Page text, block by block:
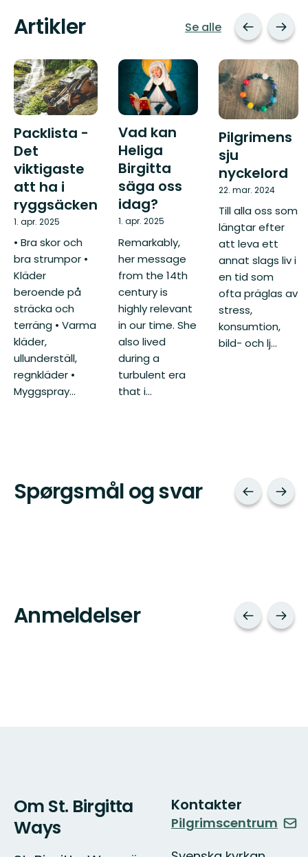
Artikler Se alle
Packlista -
Det
viktigaste
att ha i
ryggsäcken
1. apr. 2025
• Bra skor och
bra strumpor •
Kläder
beroende på
sträcka och
terräng • Varma
kläder,
ullunderställ,
regnkläder •
Myggspray...
Vad kan
Heliga
Birgitta
säga oss
idag?
1. apr. 2025
Remarkably,
her message
from the 14th
century is
highly relevant
in our time. She
also lived
during a
turbulent era
that i...
Pilgrimens
sju
nyckelord
22. mar. 2024
Till alla oss som
längtar efter
att leva ett
annat slags liv i
en tid som
ofta präglas av
stress,
konsumtion,
bild- och lj...
Spørgsmål og svar
Anmeldelser
Om St. Birgitta
Ways
Kontakter
Pilgrimscentrum